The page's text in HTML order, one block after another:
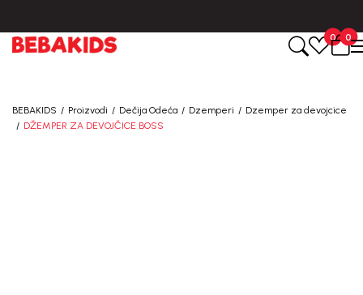
0
0
BEBAKIDS Proizvodi Dečija Odeća Dzemperi
Dzemper za devojcice
DŽEMPER ZA DEVOJČICE BOSS